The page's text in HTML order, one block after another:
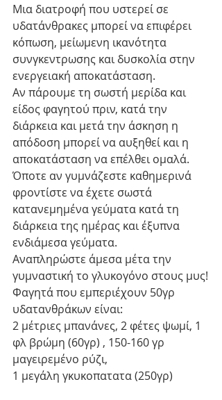
Μια διατροφή που υστερεί σε
υδατάνθρακες μπορεί να επιφέρει
κόπωση, μείωμενη ικανότητα
συνγκεντρωσης και δυσκολία στην
ενεργειακή αποκατάσταση.
Αν πάρουμε τη σωστή μερίδα και
είδος φαγητού πριν, κατά την
διάρκεια και μετά την άσκηση η
απόδοση μπορεί να αυξηθεί και η
αποκατάσταση να επέλθει ομαλά.
Όποτε αν γυμνάζεστε καθημερινά
φροντίστε να έχετε σωστά
κατανεμημένα γεύματα κατά τη
διάρκεια της ημέρας και έξυπνα
ενδιάμεσα γεύματα.
Αναπληρώστε άμεσα μέτα την
γυμναστική το γλυκογόνο στους μυς!
Φαγητά που εμπεριέχουν 50γρ
υδατανθράκων είναι:
2 μέτριες μπανάνες, 2 φέτες ψωμί, 1
φλ βρώμη (60γρ) , 150-160 γρ
μαγειρεμένο ρύζι,
1 μεγάλη γκυκοπατατα (250γρ)